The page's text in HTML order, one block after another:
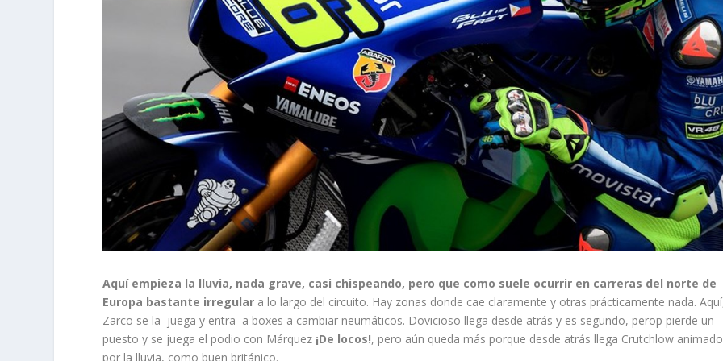
Aquí empieza la lluvia, nada grave, casi chispeando, pero que como suele ocurrir en carreras del norte de
Europa bastante irregular a lo largo del circuito. Hay zonas donde cae claramente y otras prácticamente nada.
Zarco se la juega y entra a boxes a cambiar neumáticos. Dovicioso llega desde atrás y es segundo, perop pierde un
puesto y se juega el podio con Márquez ¡De locos!, pero aún queda más porque desde atrás llega Crutchlow animado
por la lluvia, como buen británico.